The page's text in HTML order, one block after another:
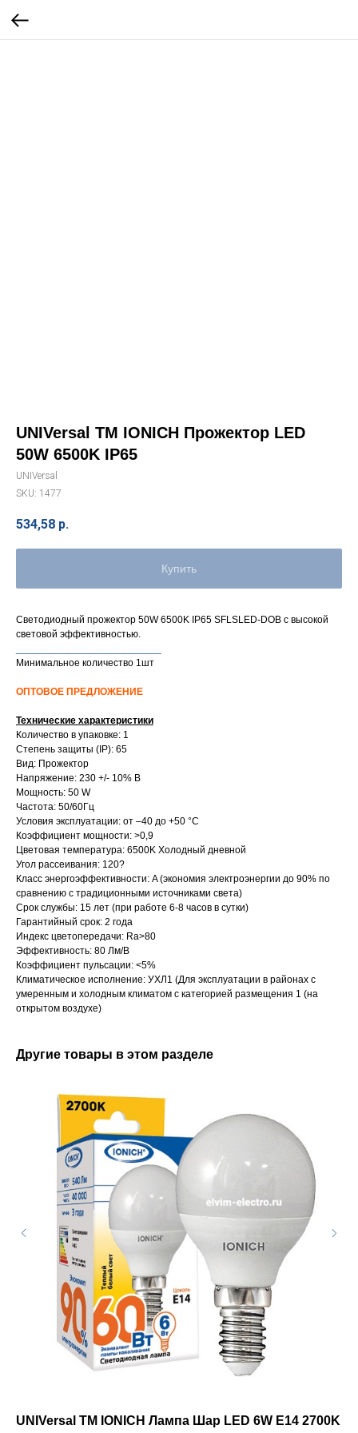
UNIVersal ТМ IONICH Прожектор LED
50W 6500K IP65
UNIVersal
SKU: 1477
534,58 р.
Купить
Светодиодный прожектор 50W 6500K IP65 SFLSLED-DOB с высокой
световой эффективностью.
Минимальное количество 1шт
ОПТОВОЕ ПРЕДЛОЖЕНИЕ
Технические характеристики
Количество в упаковке: 1
Степень защиты (IP): 65
Вид: Прожектор
Напряжение: 230 +/- 10% В
Мощность: 50 W
Частота: 50/60Гц
Условия эксплуатации: от –40 до +50 °С
Коэффициент мощности: >0,9
Цветовая температура: 6500K Холодный дневной
Угол рассеивания: 120?
Класс энергоэффективности: A (экономия электроэнергии до 90% по
сравнению с традиционными источниками света)
Срок службы: 15 лет (при работе 6-8 часов в сутки)
Гарантийный срок: 2 года
Индекс цветопередачи: Ra>80
Эффективность: 80 Лм/В
Коэффициент пульсации: <5%
Климатическое исполнение: УХЛ1 (Для эксплуатации в районах с
умеренным и холодным климатом с категорией размещения 1 (на
открытом воздухе)
Другие товары в этом разделе
UNIVersal ТМ IONICH Лампа Шар LED 6W E14 2700K